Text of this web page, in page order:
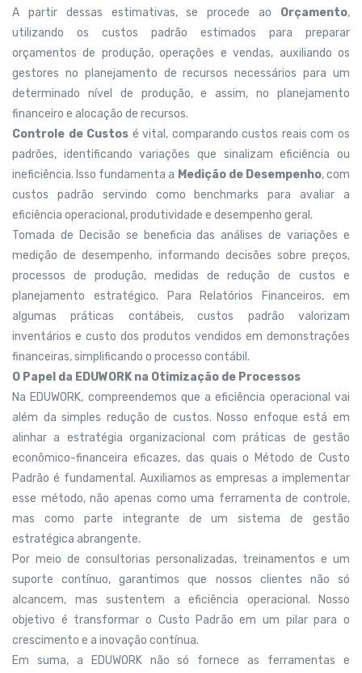
A partir dessas estimativas, se procede ao Orçamento,
utilizando os custos padrão estimados para preparar
orçamentos de produção, operações e vendas, auxiliando os
gestores no planejamento de recursos necessários para um
determinado nível de produção, e assim, no planejamento
financeiro e alocação de recursos.
Controle de Custos é vital, comparando custos reais com os
padrões, identificando variações que sinalizam eficiência ou
ineficiência. Isso fundamenta a Medição de Desempenho, com
custos padrão servindo como benchmarks para avaliar a
eficiência operacional, produtividade e desempenho geral.
Tomada de Decisão se beneficia das análises de variações e
medição de desempenho, informando decisões sobre preços,
processos de produção, medidas de redução de custos e
planejamento estratégico. Para Relatórios Financeiros, em
algumas práticas contábeis, custos padrão valorizam
inventários e custo dos produtos vendidos em demonstrações
financeiras, simplificando o processo contábil.
O Papel da EDUWORK na Otimização de Processos
Na EDUWORK, compreendemos que a eficiência operacional vai
além da simples redução de custos. Nosso enfoque está em
alinhar a estratégia organizacional com práticas de gestão
econômico-financeira eficazes, das quais o Método de Custo
Padrão é fundamental. Auxiliamos as empresas a implementar
esse método, não apenas como uma ferramenta de controle,
mas como parte integrante de um sistema de gestão
estratégica abrangente.
Por meio de consultorias personalizadas, treinamentos e um
suporte contínuo, garantimos que nossos clientes não só
alcancem, mas sustentem a eficiência operacional. Nosso
objetivo é transformar o Custo Padrão em um pilar para o
crescimento e a inovação contínua.
Em suma, a EDUWORK não só fornece as ferramentas e